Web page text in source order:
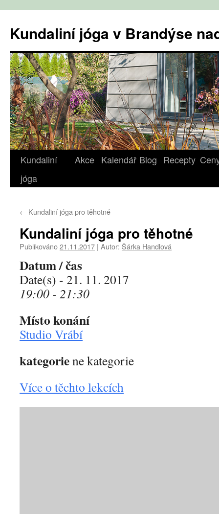
obsahu
webu
Kundaliní jóga v Brandýse
Kundaliní
jóga
Akce Kalendář Blog Recepty
← Kundaliní jóga pro těhotné
Kundaliní jóga pro těhotné
Publikováno21.11.2017 | Autor: Šárka Handlová
Datum / čas
Date(s) - 21. 11. 2017
19:00 - 21:30
Místo konání
Studio Vrábí
kategoriene kategorie
Více o těchto lekcích